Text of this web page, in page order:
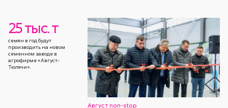
25 тыс. т
семян в год будут
производить на новом
семенном заводе в
агрофирме «Август-
Тюлячи».
Август non-stop